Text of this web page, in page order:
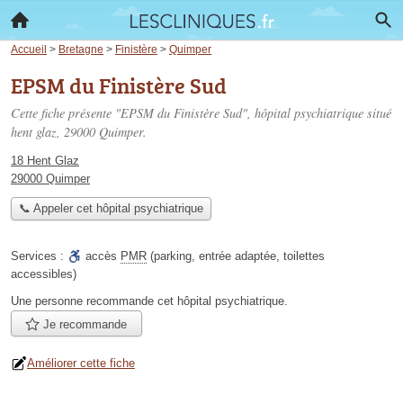
Accueil > Bretagne > Finistère > Quimper
EPSM du Finistère Sud
Cette fiche présente "EPSM du Finistère Sud", hôpital psychiatrique situé
hent glaz, 29000 Quimper.
18 Hent Glaz
29000 Quimper
📞 Appeler cet hôpital psychiatrique
Services : accès PMR (parking, entrée adaptée, toilettes
accessibles)
Une personne recommande cet hôpital psychiatrique.
Je recommande
Améliorer cette fiche